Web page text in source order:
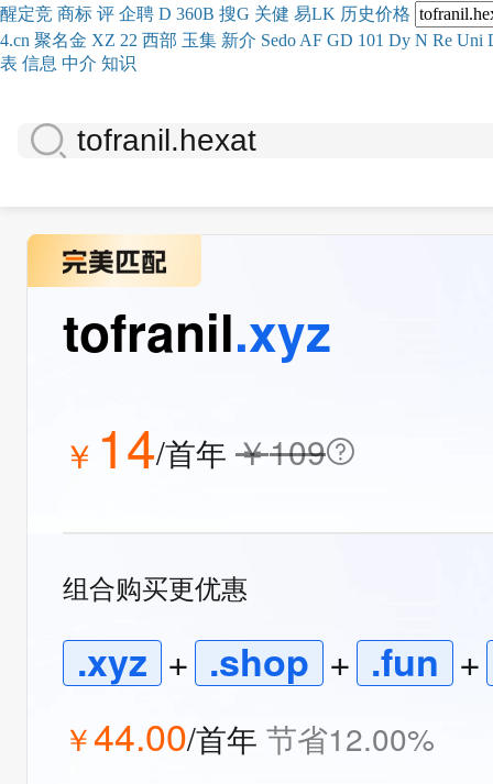
醒定竞 商标 评 企聘 D 360B 搜G 关健 易LK 历史价格
4.cn 聚名金 XZ 22 西部 玉集 新介 Sedo AF GD 101 Dy N Re Uni
表 信息 中介 知识